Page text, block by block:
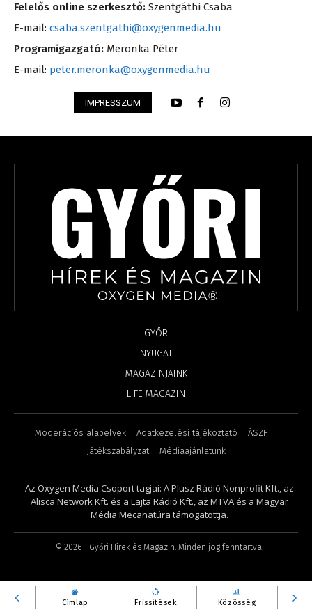
Címlap Frissítések Közösség
Felelős online szerkesztő: Szentgáthi Csaba
E-mail: csaba.szentgathi@oxygenmedia.hu
Programigazgató: Meronka Péter
E-mail: peter.meronka@oxygenmedia.hu
IMPRESSZUM
GYŐR
NYUGAT
MAGAZINJAINK
LIFE MAGAZIN
Moderációs alapelvek Adatkezelési tájékoztató
ÁSZF
Játékszabályzat
Médiaajánlatunk
Az Oxygen Media Csoport tagjai: A Plusz Rádió Nonprofit Kft., az
Alisca Network Kft. és a Lajta Rádió Kft., az MTVA és a Magyar
Média Mecanatúra támogatottja.
© 2026 - Győri Hírek és Magazin. Minden jog fenntartva.